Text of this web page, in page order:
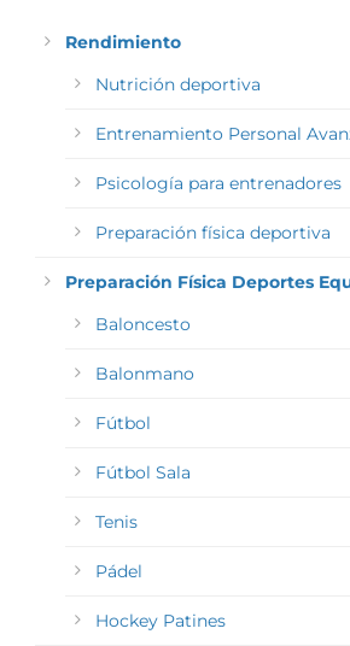
Rendimiento
Nutrición deportiva
Entrenamiento Personal
Psicología para entrenadores
Preparación física deportiva
Preparación Física Deportes
Baloncesto
Balonmano
Fútbol
Fútbol Sala
Tenis
Pádel
Hockey Patines